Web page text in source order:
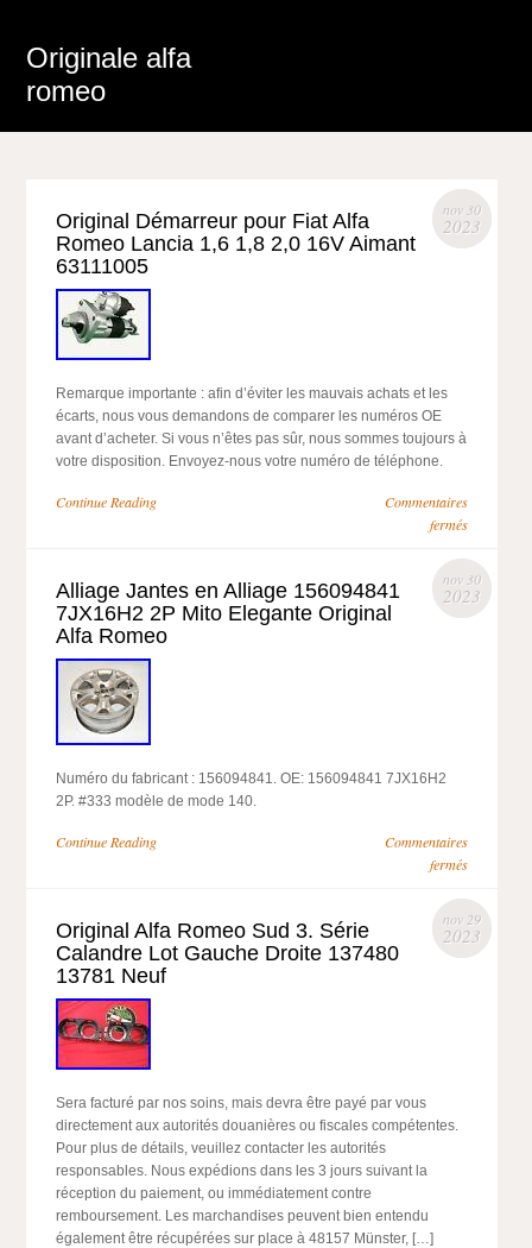
Originale alfa
romeo
nov 30
2023
Original Démarreur pour Fiat Alfa
Romeo Lancia 1,6 1,8 2,0 16V Aimant
63111005
Remarque importante : afin d’éviter les mauvais achats et les
écarts, nous vous demandons de comparer les numéros OE
avant d’acheter. Si vous n’êtes pas sûr, nous sommes toujours à
votre disposition. Envoyez-nous votre numéro de téléphone.
Continue Reading
Commentaires
fermés
nov 30
2023
Alliage Jantes en Alliage 156094841
7JX16H2 2P Mito Elegante Original
Alfa Romeo
Numéro du fabricant : 156094841. OE: 156094841 7JX16H2
2P. #333 modèle de mode 140.
Continue Reading
Commentaires
fermés
nov 29
2023
Original Alfa Romeo Sud 3. Série
Calandre Lot Gauche Droite 137480
13781 Neuf
Sera facturé par nos soins, mais devra être payé par vous
directement aux autorités douanières ou fiscales compétentes.
Pour plus de détails, veuillez contacter les autorités
responsables. Nous expédions dans les 3 jours suivant la
réception du paiement, ou immédiatement contre
remboursement. Les marchandises peuvent bien entendu
également être récupérées sur place à 48157 Münster, […]